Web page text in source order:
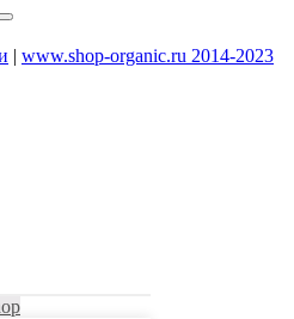
| www.shop-organic.ru 2014-2023